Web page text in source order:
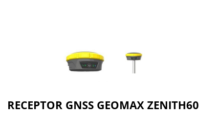
RECEPTOR GNSS GEOMAX ZENITH60